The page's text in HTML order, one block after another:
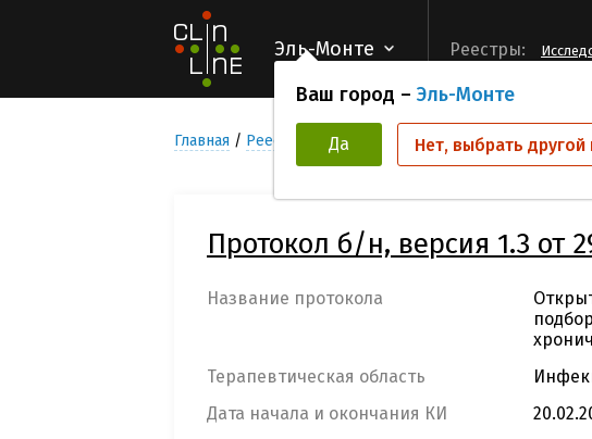
Эль-Монте
Ваш город – Эль-Монте
Да Нет, выбрать другой
Реестры:
Главная Реестр Клинических исследований б/н,
Протокол б/н, версия 1.3 от
Название протокола
Терапевтическая область
Дата начала и окончания КИ